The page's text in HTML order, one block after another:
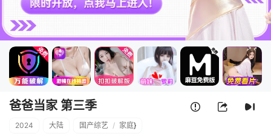
爸爸当家 第三季
2024 大陆 国产综艺 / 家庭}